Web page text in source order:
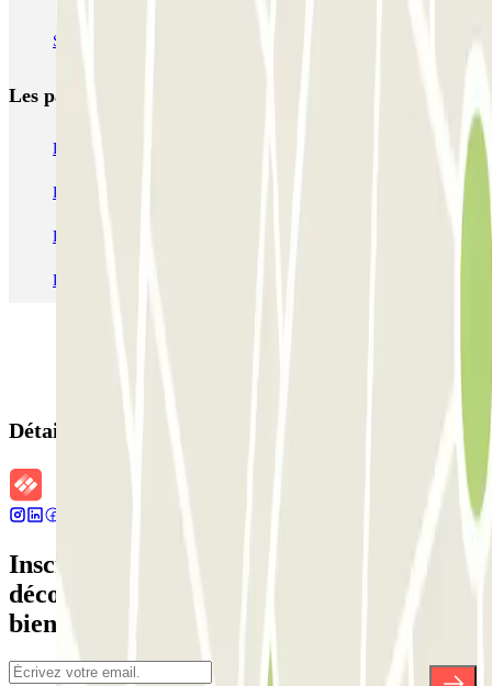
SABA Plaça Major - Vic
Les parkings les
Parking Paris
Parking Charles de Gaulle - Roissy Aeroport
Parking Aéroport Roland Garros La Réunion P4 Longue Durée
Parking Aéroport Barcelone
Détails de la réservation
Inscrivez-vous à notre newsletter et
découvrez des réductions, des concours et
bien d'autres surprises.